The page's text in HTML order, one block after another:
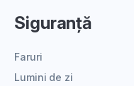
Siguranță
Faruri
Lumini de zi